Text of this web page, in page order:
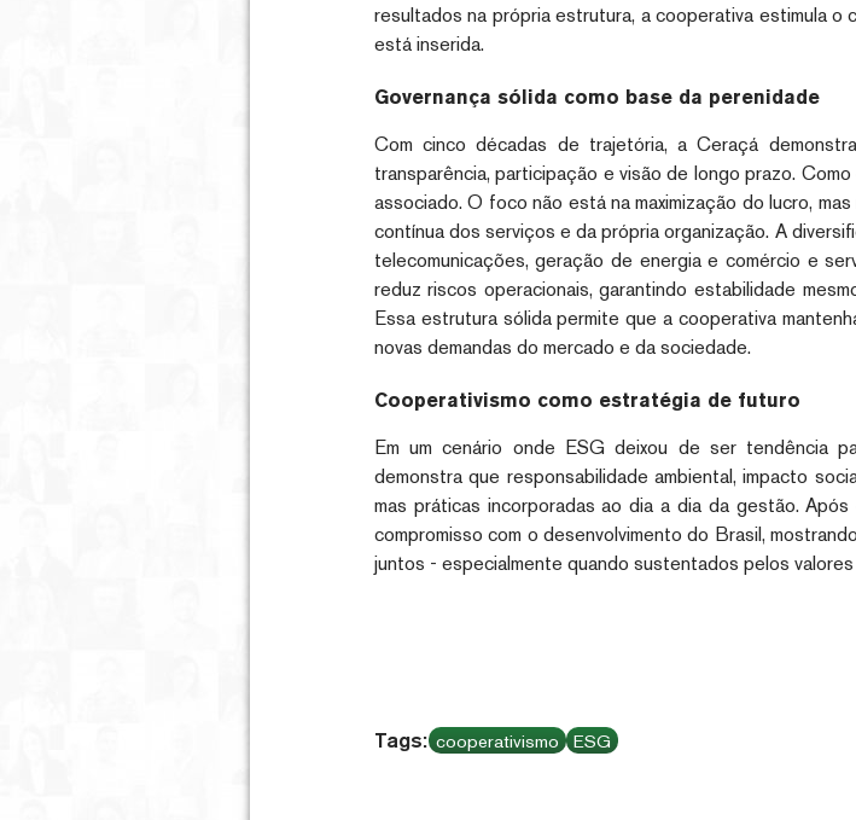
resultados na própria estrutura, a cooperativa estimula
está inserida.
Governança sólida como base da perenidade
Com cinco décadas de trajetória, a Ceraçá
transparência, participação e visão de longo prazo.
associado. O foco não está na maximização do lucro,
contínua dos serviços e da própria organização. A
telecomunicações, geração de energia e comércio e
reduz riscos operacionais, garantindo estabilidade
Essa estrutura sólida permite que a cooperativa
novas demandas do mercado e da sociedade.
Cooperativismo como estratégia de futuro
Em um cenário onde ESG deixou de ser tendência
demonstra que responsabilidade ambiental, impacto
mas práticas incorporadas ao dia a dia da gestão.
compromisso com o desenvolvimento do Brasil,
juntos - especialmente quando sustentados pelos
cooperativismo ESG